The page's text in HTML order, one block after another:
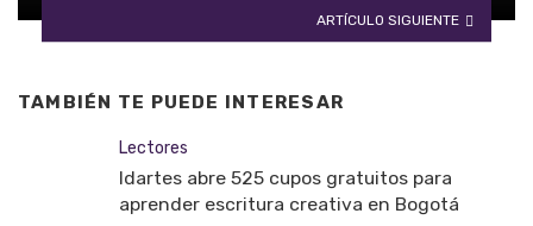
ARTÍCULO SIGUIENTE
TAMBIÉN TE PUEDE INTERESAR
Lectores
Idartes abre 525 cupos gratuitos para
aprender escritura creativa en Bogotá